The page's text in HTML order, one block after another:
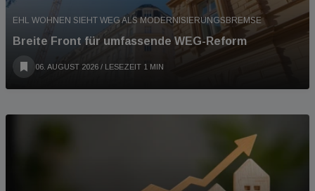
EHL WOHNEN SIEHT WEG ALS MODERNISIERUNGSBREMSE
Breite Front für umfassende WEG-Reform
06. AUGUST 2026 / LESEZEIT 1 MIN